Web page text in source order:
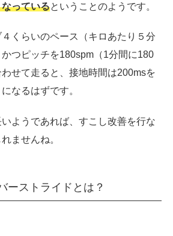
っているということのようです。
くらいのペース（キロあたり５分
つピッチを180spm（1分間に180
せて走ると、接地時間は200msを
なるはずです。
ようであれば、すこし改善を行な
ませんね。
ーストライドとは？